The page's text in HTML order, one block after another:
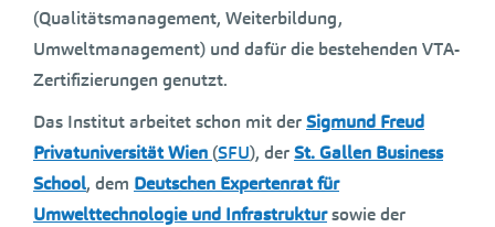
(Qualitätsmanagement, Weiterbildung,
Umweltmanagement) und dafür die bestehenden VTA-
Zertifizierungen genutzt.
Das Institut arbeitet schon mit derSigmund Freud
Privatuniversität Wien (SFU), derSt. Gallen Business
School, dem Deutschen Expertenrat für
Umwelttechnologie und Infrastruktursowie der